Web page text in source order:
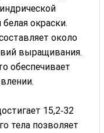
окраски.
около
выращивания.
обеспечивает
15,2‑32
тела позволяет